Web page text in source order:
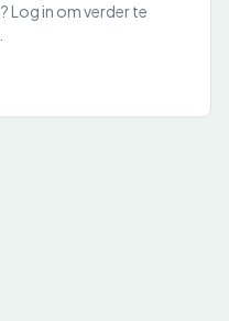
Log in om verder te